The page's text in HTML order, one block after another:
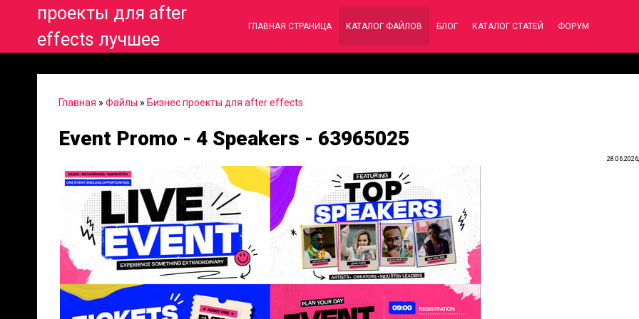
проекты для after
effects лучшее
ГЛАВНАЯ СТРАНИЦА КАТАЛОГ ФАЙЛОВ БЛОГ КАТАЛОГ СТАТЕЙ ФОРУМ
Главная » Файлы » Бизнес проекты для after effects
Event Promo - 4 Speakers - 63965025